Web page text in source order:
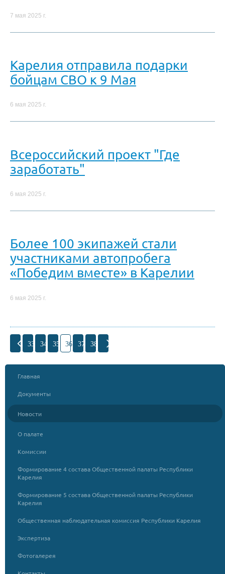
7 мая 2025 г.
Карелия отправила подарки
бойцам СВО к 9 Мая
6 мая 2025 г.
Всероссийский проект "Где
заработать"
6 мая 2025 г.
Более 100 экипажей стали
участниками автопробега
«Победим вместе» в Карелии
6 мая 2025 г.
33 34 35 36 37 38
Главная
Документы
Новости
О палате
Комиссии
Формирование 4 состава Общественной палаты Республики
Карелия
Формирование 5 состава Общественной палаты Республики
Карелия
Общественная наблюдательная комиссия Республики Карелия
Экспертиза
Фотогалерея